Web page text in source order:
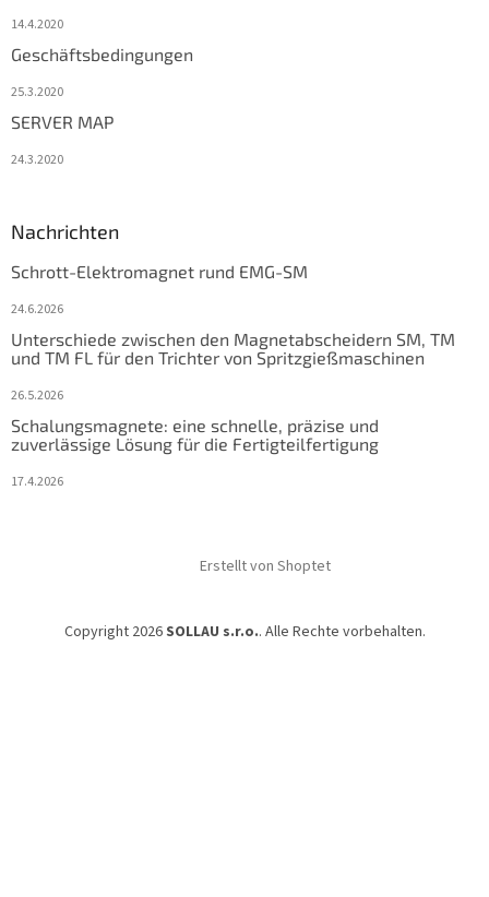
14.4.2020
Geschäftsbedingungen
25.3.2020
SERVER MAP
24.3.2020
Nachrichten
Schrott-Elektromagnet rund EMG-SM
24.6.2026
Unterschiede zwischen den Magnetabscheidern SM, TM
und TM FL für den Trichter von Spritzgießmaschinen
26.5.2026
Schalungsmagnete: eine schnelle, präzise und
zuverlässige Lösung für die Fertigteilfertigung
17.4.2026
Erstellt von Shoptet
Copyright 2026SOLLAU s.r.o.. Alle Rechte vorbehalten.